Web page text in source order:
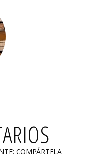
COMPÁRTELA